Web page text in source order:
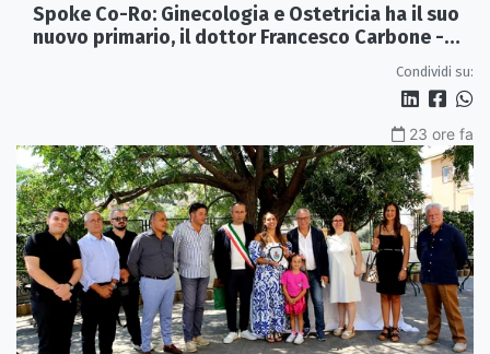
Spoke Co-Ro: Ginecologia e Ostetricia ha il suo
nuovo primario, il dottor Francesco Carbone -
Condividi su:
23 ore fa